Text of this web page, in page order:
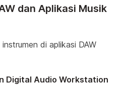
dan Aplikasi Musik
Digital Audio Workstation